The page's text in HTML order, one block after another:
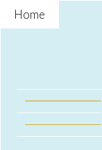
Home